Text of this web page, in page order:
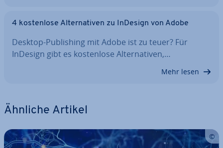
4 kos­ten­lo­se Al­ter­na­ti­ven zu InDesign von Adobe
Desktop-Pu­bli­shing mit Adobe ist zu teuer? Für
InDesign gibt es kos­ten­lo­se Al­ter­na­ti­ven,…
Mehr lesen
Ähnliche Artikel